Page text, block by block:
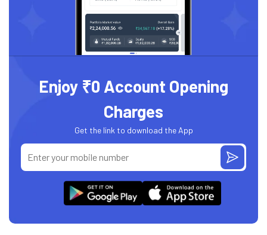
Enjoy ₹0 Account Opening
Charges
Get the link to download the App